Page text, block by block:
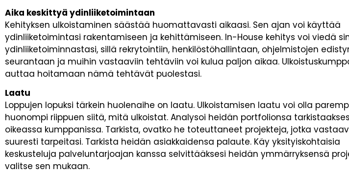
Aika keskittyä ydinliiketoimintaan
Kehityksen ulkoistaminen säästää huomattavasti aikaasi. Sen ajan voi käyttää
ydinliiketoimintasi rakentamiseen ja kehittämiseen. In-House kehitys voi viedä
ydinliiketoiminnastasi, sillä rekrytointiin, henkilöstöhallintaan, ohjelmistojen
seurantaan ja muihin vastaaviin tehtäviin voi kulua paljon aikaa.
auttaa hoitamaan nämä tehtävät puolestasi.
Laatu
Loppujen lopuksi tärkein huolenaihe on laatu. Ulkoistamisen laatu voi olla
huonompi riippuen siitä, mitä ulkoistat. Analysoi heidän portfolionsa
oikeassa kumppanissa. Tarkista, ovatko he toteuttaneet projekteja, jotka
suuresti tarpeitasi. Tarkista heidän asiakkaidensa palaute. Käy yksityiskohtaisia
keskusteluja palveluntarjoajan kanssa selvittääksesi heidän ymmärryksensä
valitse sen mukaan.